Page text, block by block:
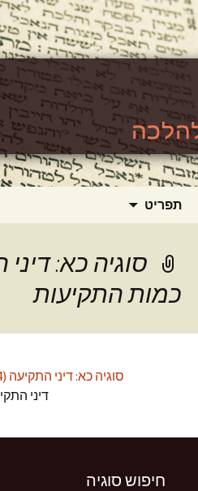
האתר ללימוד סוגיות
תפריט
כמות התקיעות
סוגיה כא: דיני התקיעה (4): כמות התקיעות
דיני
חיפוש סוגיה